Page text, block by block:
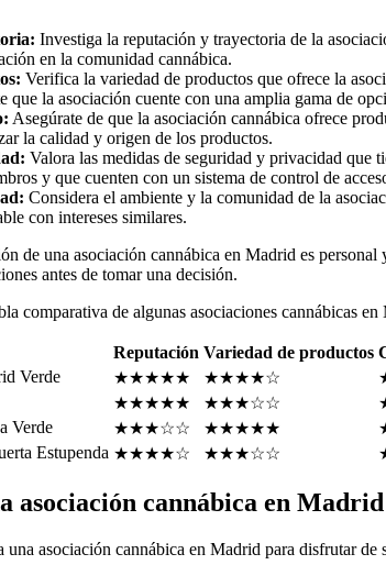
Investiga la reputación y trayectoria de la
en la comunidad cannábica.
Verifica la variedad de productos que ofrece la
que la asociación cuente con una amplia gama de
Asegúrate de que la asociación cannábica ofrece
la calidad y origen de los productos.
Valora las medidas de seguridad y privacidad que
y que cuenten con un sistema de control de
Considera el ambiente y la comunidad de la
con intereses similares.
de una asociación cannábica en Madrid es
antes de tomar una decisión.
comparativa de algunas asociaciones cannábicas
Reputación Variedad de productos
Verde
★★★★★ ★★★★☆
★★★★★ ★★★☆☆
Verde
★★★☆☆ ★★★★★
Estupenda ★★★★☆ ★★★☆☆
asociación cannábica en Madrid
una asociación cannábica en Madrid para disfrutar